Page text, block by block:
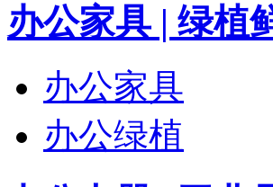
办公家具 | 绿植
办公家具
办公绿植